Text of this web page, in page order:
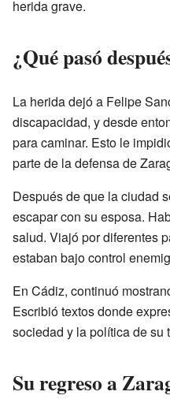
herida grave.
¿Qué pasó
La herida dejó a Felipe
discapacidad, y desde
para caminar. Esto le
parte de la defensa de
Después de que la ciudad
escapar con su esposa.
salud. Viajó por diferentes
estaban bajo control
En Cádiz, continuó
Escribió textos donde
sociedad y la política de su
Su regreso a